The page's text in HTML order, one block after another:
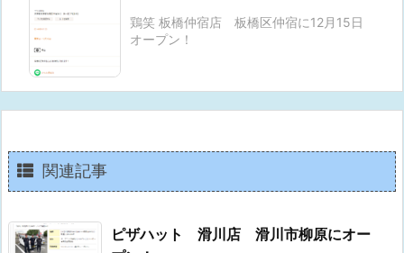
鶏笑 板橋仲宿店 板橋区仲宿に12月15日
オープン！
関連記事
ピザハット 滑川店 滑川市柳原にオー